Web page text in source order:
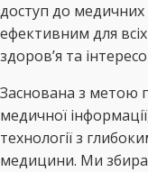
Пацієнтам
доступ до
ефективним для
здоров’я та
Заснована з метою
медичної
технології з
медицини. Ми